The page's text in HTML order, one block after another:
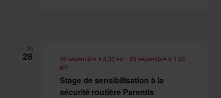
LUN
28 28 septembre à 8:30 am - 29 septembre à 4:30
pm
Stage de sensibilisation à la
sécurité routière Parentis